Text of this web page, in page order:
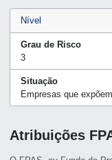
Nível
Grau de Risco
3
Situação
Empresas que
Atribuições